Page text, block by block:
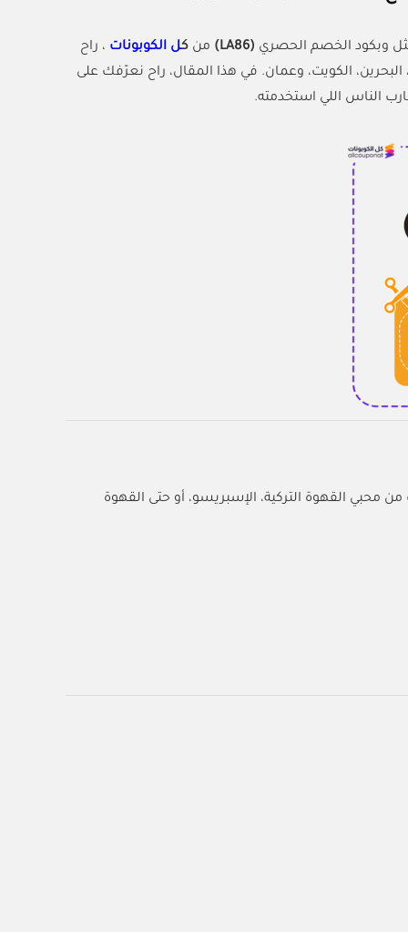
وبكود الخصم الحصري (LA86) من كل الكوبونات ، راح
البحرين، الكويت، وعمان. في هذا المقال، راح نعرّفك على
الناس اللي استخدمته.
محبي القهوة التركية، الإسبريسو، أو حتى القهوة